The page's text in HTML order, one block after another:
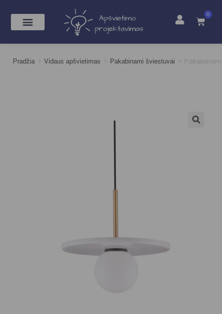
0
Pradžia > Vidaus apšvietimas > Pakabinami šviestuvai >